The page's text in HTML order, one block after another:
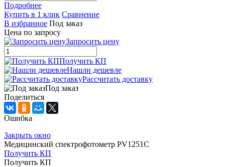
Подробнее
Купить в 1 клик Сравнение
В избранное Под заказ
Цена по запросу
Запросить цену
Получить КП
Нашли дешевле
Рассчитать доставку
Под заказ
Поделиться
Ошибка
Закрыть окно
Медицинский спектрофотометр PV1251C
Получить КП
Получить КП